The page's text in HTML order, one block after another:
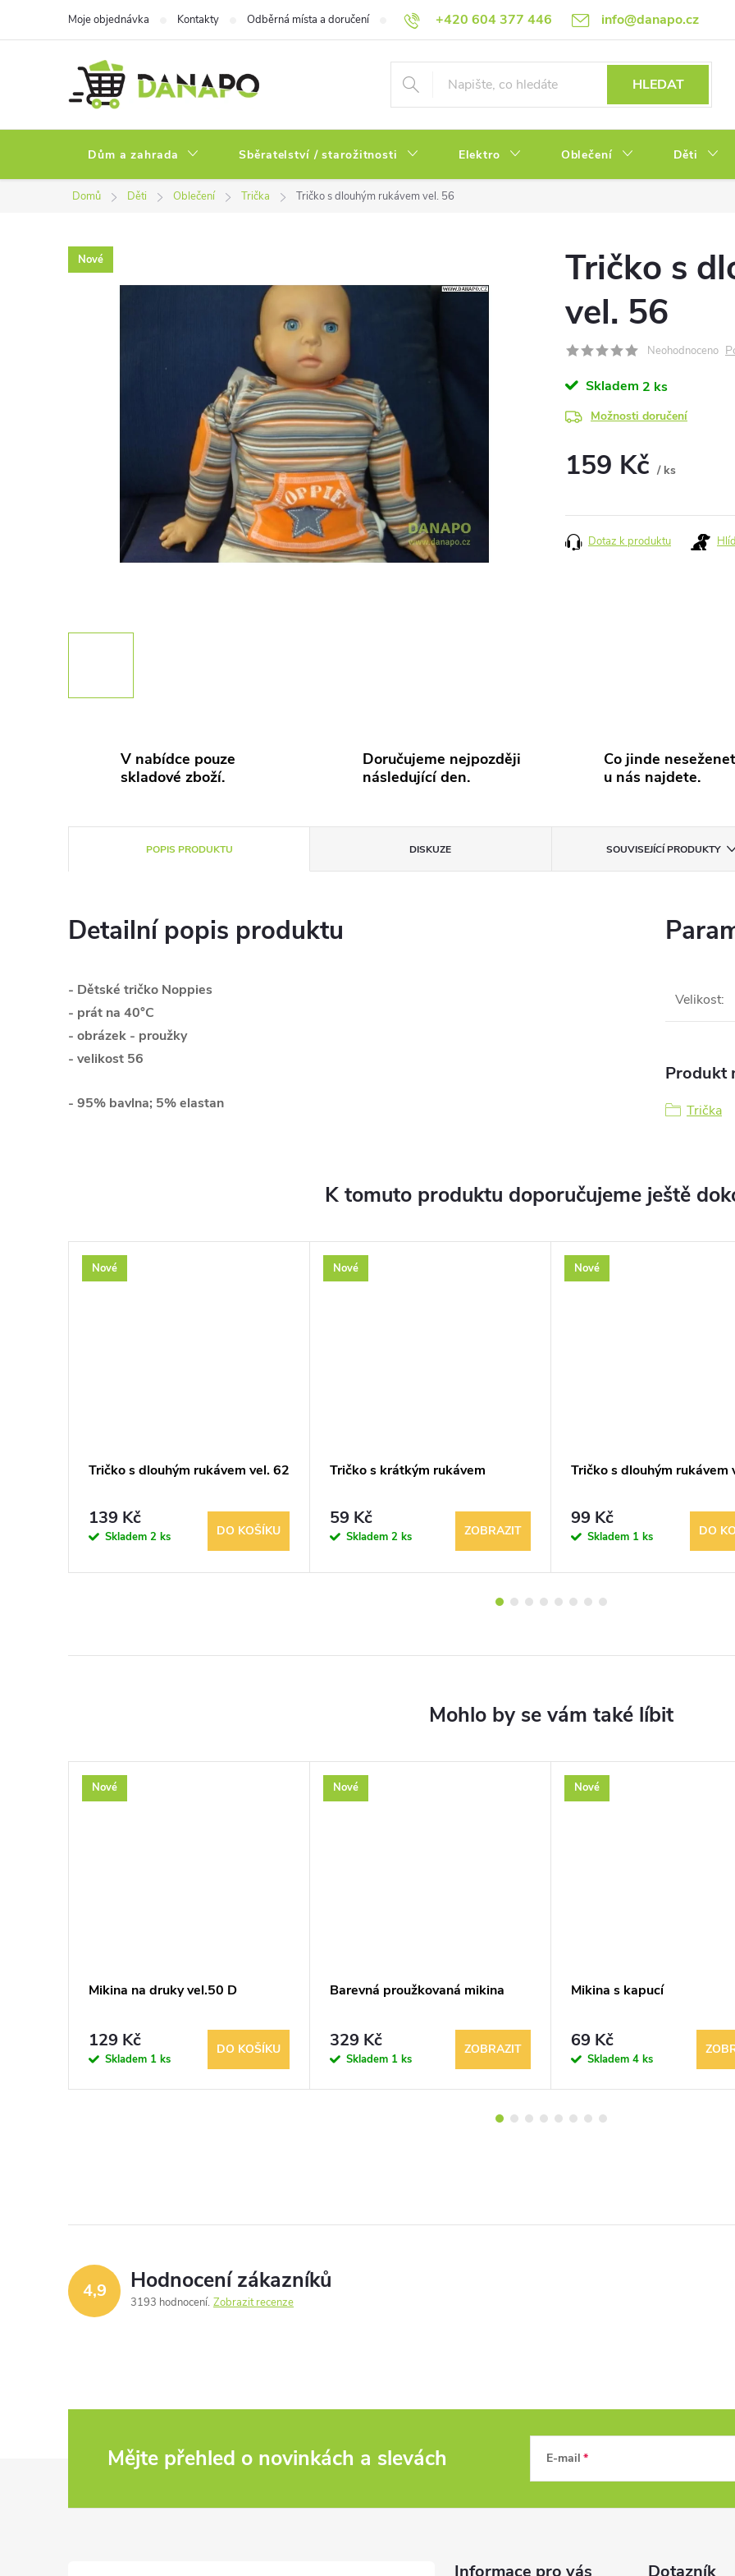
+420 604 377 446 info@danapo.cz
Moje objednávka Kontakty Odběrná místa a doručení Hodnocení obchodu Obchodní podmínky Reklamace a
HLEDAT
Dům a zahrada Sběratelství / starožitnosti Elektro Oblečení Děti
Domů Děti Oblečení Trička Tričko s dlouhým rukávem vel. 56
Nové
Tričko s
vel. 56
Neohodnoceno
Skladem 2 ks
Možnosti doručení
159 Kč / ks
Dotaz k produktu
V nabídce pouze
skladové zboží.
Doručujeme nejpozději
následující den.
Co jinde
u nás najdete.
POPIS PRODUKTU DISKUZE SOUVISEJÍCÍ PRODUKTY
Detailní popis produktu
- Dětské tričko Noppies
- prát na 40°C
- obrázek - proužky
- velikost 56
- 95% bavlna; 5% elastan
Velikost:
Produkt
Trička
K tomuto produktu doporučujeme ještě
Nové
Tričko s dlouhým rukávem vel. 62
139 Kč
Skladem 2 ks DO KOŠÍKU
Nové
Tričko s krátkým rukávem
59 Kč
Skladem 2 ks ZOBRAZIT
Nové
Tričko s dlouhým rukávem
99 Kč
Skladem 1 ks DO
Nové
Mikina na druky vel.50 D
129 Kč
Skladem 1 ks
DO KOŠÍKU
Nové
Barevná proužkovaná mikina
329 Kč
Skladem 1 ks
ZOBRAZIT
Nové
Mikina s kapucí
69 Kč
Skladem 4 ks
4,9 Hodnocení zákazníků
3193 hodnocení Zobrazit recenze
Mějte přehled o novinkách a slevách E-mail
Informace pro vás
Dotazník